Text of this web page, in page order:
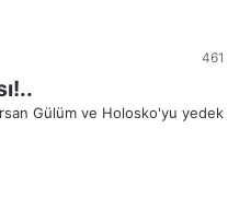
461
Gülüm ve Holosko'yu yedek